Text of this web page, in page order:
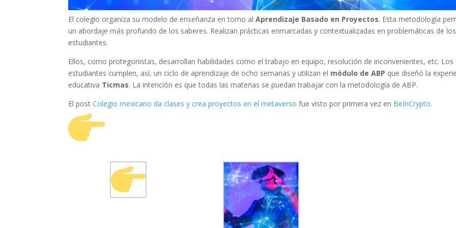
El colegio organiza su modelo de enseñanza en torno alAprendizaje Basado en Proyectos. Esta metodología
un abordaje más profundo de los saberes. Realizan prácticas enmarcadas y contextualizadas en problemáticas de los
estudiantes.
Ellos, como protegonistas, desarrollan habilidades como el trabajo en equipo, resolución de inconvenientes, etc. Los
estudiantes cumplen, así, un ciclo de aprendizaje de ocho semanas y utilizan el módulo de ABP que diseñó la
educativa Ticmas. La intención es que todas las materias se puedan trabajar con la metodología de ABP.
El postColegio mexicano da clases y crea proyectos en el metaverso fue visto por primera vez en BeInCrypto.